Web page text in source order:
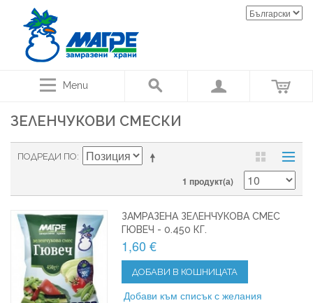
Menu
ЗЕЛЕНЧУКОВИ СМЕСКИ
ПОДРЕДИ ПО
1 продукт(а)
ЗАМРАЗЕНА ЗЕЛЕНЧУКОВА СМЕС
ГЮВЕЧ - 0.450 КГ.
1,60 €
ДОБАВИ В КОШНИЦАТА
Добави към списък с желания